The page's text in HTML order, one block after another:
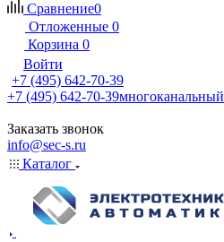
Сравнение0
Отложенные 0
Корзина 0
Войти
+7 (495) 642-70-39
+7 (495) 642-70-39многоканальный
Заказать звонок
info@sec-s.ru
Каталог